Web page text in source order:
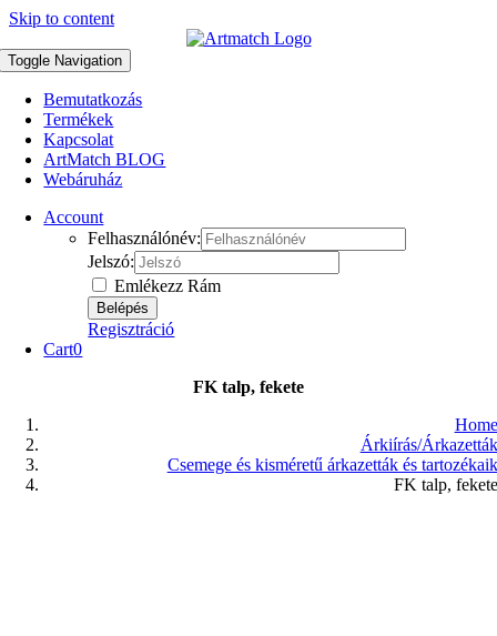
Skip to content
Toggle Navigation
Bemutatkozás
Termékek
Kapcsolat
ArtMatch BLOG
Webáruház
Account
Felhasználónév:
Jelszó:
Emlékezz Rám
Regisztráció
Cart0
FK talp, fekete
Home
Árkiírás/Árkazetták
Csemege és kisméretű árkazetták és tartozékaik
FK talp, fekete